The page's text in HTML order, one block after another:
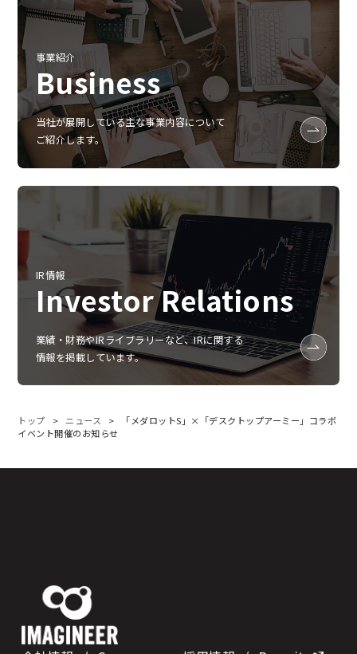
事業紹介
Business
当社が展開している主な事業内容について
ご紹介します。
IR情報
Investor Relations
業績‧財務やIRライブラリーなど、IRに関する
情報を掲載しています。
トップ ニュース
「メダロットS」×「デスクトップアーミー」コラボ
イベント開催のお知らせ